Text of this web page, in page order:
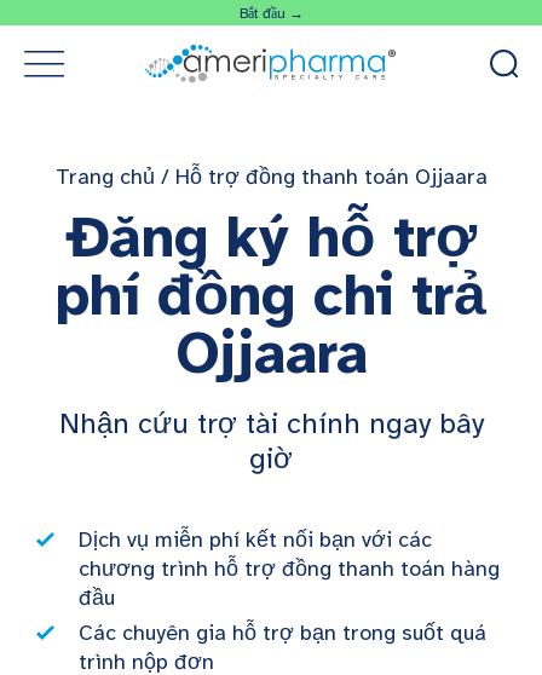
Bắt đầu →
Trang chủ / Hỗ trợ đồng thanh toán Ojjaara
Đăng ký hỗ trợ
phí đồng chi trả
Ojjaara
Nhận cứu trợ tài chính ngay bây
giờ
Dịch vụ miễn phí kết nối bạn với các
chương trình hỗ trợ đồng thanh toán hàng
đầu
Các chuyên gia hỗ trợ bạn trong suốt quá
trình nộp đơn